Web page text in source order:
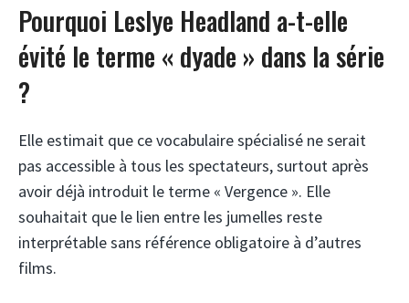
Pourquoi Leslye Headland a-t-elle
évité le terme « dyade » dans la série
?
Elle estimait que ce vocabulaire spécialisé ne serait
pas accessible à tous les spectateurs, surtout après
avoir déjà introduit le terme « Vergence ». Elle
souhaitait que le lien entre les jumelles reste
interprétable sans référence obligatoire à d’autres
films.